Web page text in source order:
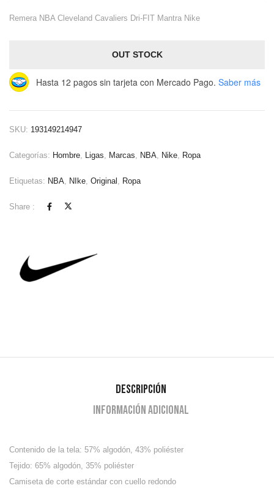
Remera NBA Cleveland Cavaliers Dri-FIT Mantra Nike
OUT STOCK
Hasta 12 pagos sin tarjeta con Mercado Pago. Saber más
SKU: 193149214947
Categorías: Hombre, Ligas, Marcas, NBA, Nike, Ropa
Etiquetas: NBA, NIke, Original , Ropa
Share :
Descripción
Información adicional
Contenido de la tela: 57% algodón, 43% poliéster
Tejido: 65% algodón, 35% poliéster
Camiseta de corte estándar con cuello redondo